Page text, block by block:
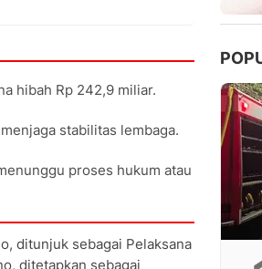
hibah Rp 242,9 miliar.
stabilitas lembaga.
proses hukum atau
ditunjuk sebagai Pelaksana
ditetapkan sebagai